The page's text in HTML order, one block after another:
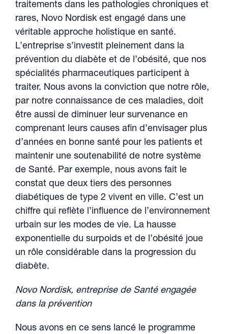
traitements dans les pathologies chroniques et
rares, Novo Nordisk est engagé dans une
véritable approche holistique en santé.
L’entreprise s’investit pleinement dans la
prévention du diabète et de l’obésité, que nos
spécialités pharmaceutiques participent à
traiter. Nous avons la conviction que notre rôle,
par notre connaissance de ces maladies, doit
être aussi de diminuer leur survenance en
comprenant leurs causes afin d’envisager plus
d’années en bonne santé pour les patients et
maintenir une soutenabilité de notre système
de Santé. Par exemple, nous avons fait le
constat que deux tiers des personnes
diabétiques de type 2 vivent en ville. C’est un
chiffre qui reflète l’influence de l’environnement
urbain sur les modes de vie. La hausse
exponentielle du surpoids et de l’obésité joue
un rôle considérable dans la progression du
diabète.
Novo Nordisk, entreprise de Santé engagée
dans la prévention
Nous avons en ce sens lancé le programme